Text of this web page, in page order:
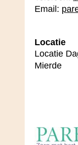
Email:
Locatie
Locatie
Mierde